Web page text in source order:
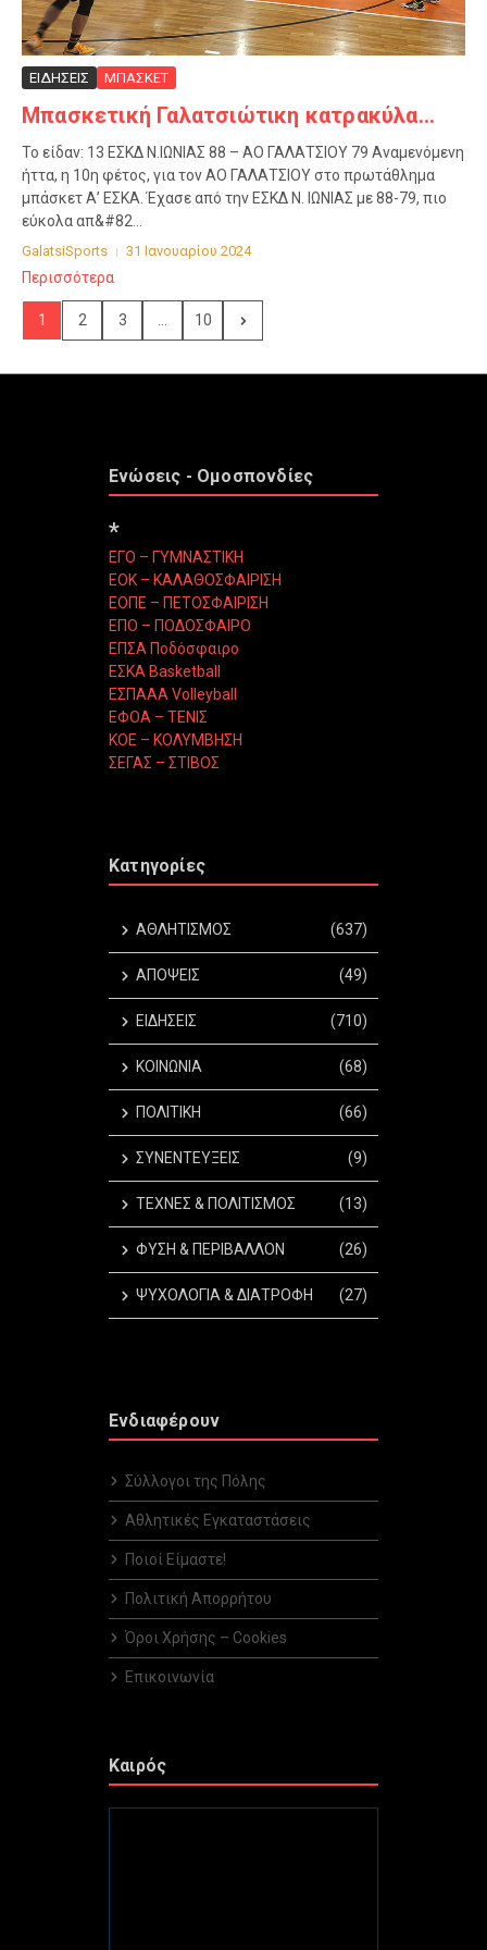
ΕΙΔΗΣΕΙΣ ΜΠΑΣΚΕΤ
Μπασκετική Γαλατσιώτικη κατρακύλα…
Το είδαν: 13 ΕΣΚΔ Ν.ΙΩΝΙΑΣ 88 – ΑΟ ΓΑΛΑΤΣΙΟΥ 79 Αναμενόμενη
ήττα, η 10η φέτος, για τον ΑΟ ΓΑΛΑΤΣΙΟΥ στο πρωτάθλημα
μπάσκετ Α’ ΕΣΚΑ. Έχασε από την ΕΣΚΔ Ν. ΙΩΝΙΑΣ με 88-79, πιο
εύκολα απ&#82...
GalatsiSports 31 Ιανουαρίου 2024
Περισσότερα
1 2 3 ... 10
Ενώσεις - Ομοσπονδίες
*
ΕΓΟ – ΓΥΜΝΑΣΤΙΚΗ
ΕΟΚ – ΚΑΛΑΘΟΣΦΑΙΡΙΣΗ
ΕΟΠΕ – ΠΕΤΟΣΦΑΙΡΙΣΗ
ΕΠΟ – ΠΟΔΟΣΦΑΙΡΟ
ΕΠΣΑ Ποδόσφαιρο
ΕΣΚΑ Basketball
ΕΣΠΑΑΑ Volleyball
ΕΦΟΑ – ΤΕΝΙΣ
ΚΟΕ – ΚΟΛΥΜΒΗΣΗ
ΣΕΓΑΣ – ΣΤΙΒΟΣ
Κατηγορίες
ΑΘΛΗΤΙΣΜΟΣ (637)
ΑΠΟΨΕΙΣ (49)
ΕΙΔΗΣΕΙΣ (710)
ΚΟΙΝΩΝΙΑ (68)
ΠΟΛΙΤΙΚΗ (66)
ΣΥΝΕΝΤΕΥΞΕΙΣ (9)
ΤΕΧΝΕΣ & ΠΟΛΙΤΙΣΜΟΣ (13)
ΦΥΣΗ & ΠΕΡΙΒΑΛΛΟΝ (26)
ΨΥΧΟΛΟΓΙΑ & ΔΙΑΤΡΟΦΗ (27)
Ενδιαφέρουν
Σύλλογοι της Πόλης
Αθλητικές Εγκαταστάσεις
Ποιοί Είμαστε!
Πολιτική Απορρήτου
Όροι Χρήσης – Cookies
Επικοινωνία
Καιρός